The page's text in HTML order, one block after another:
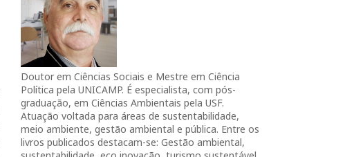
Doutor em Ciências Sociais e Mestre em Ciência
Política pela UNICAMP. É especialista, com pós-
graduação, em Ciências Ambientais pela USF.
Atuação voltada para áreas de sustentabilidade,
meio ambiente, gestão ambiental e pública. Entre os
livros publicados destacam-se: Gestão ambiental,